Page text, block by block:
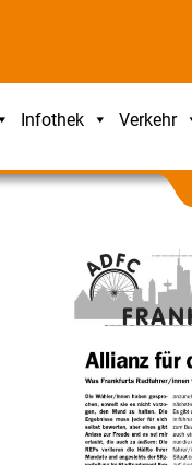
Infothek Verkehr